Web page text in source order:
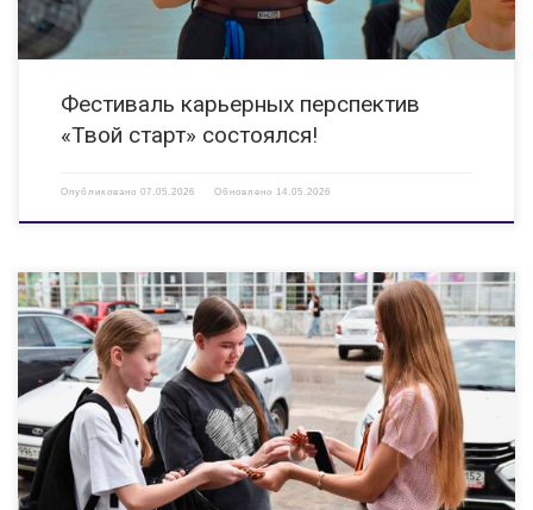
Фестиваль карьерных перспектив
«Твой старт» состоялся!
Опубликовано 07.05.2026 Обновлено 14.05.2026
В этом году по всей России проходит одна из крупнейших
патриотических акций — «Наследники Победы». Ее цель — сохранить
историческую правду о Великой Отечественной войне и передать
будущим поколениям память о подвиге нашего народа. Молодежный […]